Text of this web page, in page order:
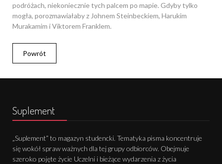
podróżach, niekoniecznie tych palcem po mapie. Gdyby tylko
mogła, porozmawiałaby z Johnem Steinbeckiem, Harukim
Murakamim i Viktorem Franklem.
Powrót
Suplement
„Suplement” to magazyn studencki. Tematyka pisma koncentruje
się wokół spraw ważnych dla tej grupy odbiorców. Obejmuje
szeroko pojęte życie Uczelni i bieżące wydarzenia z życia